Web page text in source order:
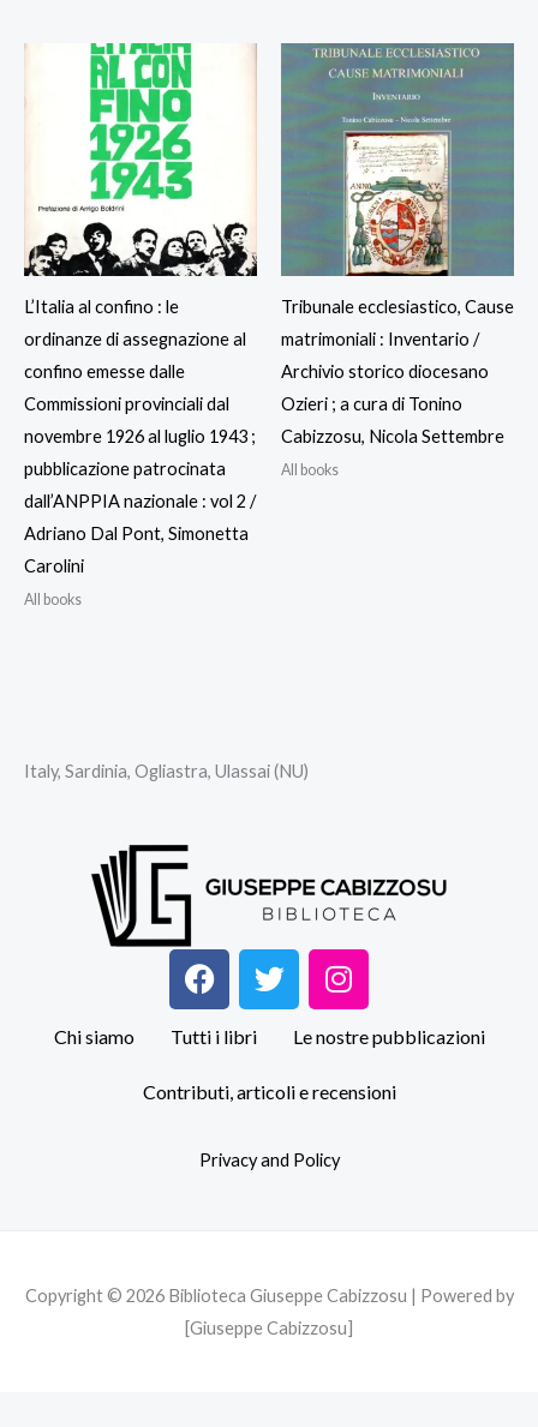
L’Italia al confino : le
ordinanze di assegnazione al
confino emesse dalle
Commissioni provinciali dal
novembre 1926 al luglio 1943 ;
pubblicazione patrocinata
dall’ANPPIA nazionale : vol 2 /
Adriano Dal Pont, Simonetta
Carolini
All books
Tribunale ecclesiastico, Cause
matrimoniali : Inventario /
Archivio storico diocesano
Ozieri ; a cura di Tonino
Cabizzosu, Nicola Settembre
All books
Italy, Sardinia, Ogliastra, Ulassai (NU)
F
a
c
e
b
k
T
w
t
I
n
s
t
a
a
Chi siamo Tutti i libri Le nostre pubblicazioni
Contributi, articoli e recensioni
Privacy and Policy
Copyright © 2026 Biblioteca Giuseppe Cabizzosu | Powered by
[Giuseppe Cabizzosu]